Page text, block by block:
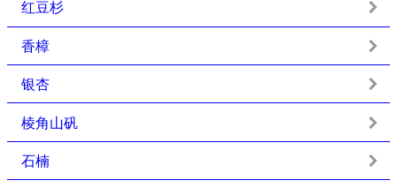
红豆杉
香樟
银杏
棱角山矾
石楠